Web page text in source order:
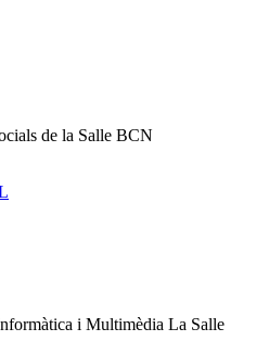
de la Salle BCN